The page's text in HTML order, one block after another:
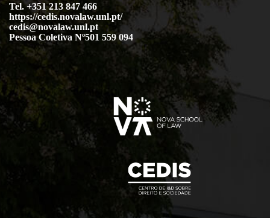
Tel. +351 213 847 466
https://cedis.novalaw.unl.pt/
cedis@novalaw.unl.pt
Pessoa Coletiva Nº501 559 094